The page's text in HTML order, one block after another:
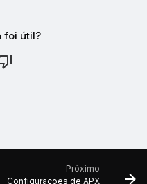
foi útil?
Próximo
Configurações de APX